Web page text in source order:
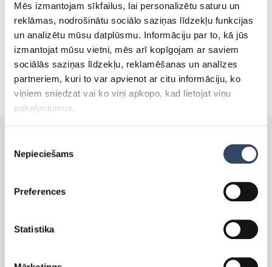
Mēs izmantojam sīkfailus, lai personalizētu saturu un
reklāmas, nodrošinātu sociālo saziņas līdzekļu funkcijas
un analizētu mūsu datplūsmu. Informāciju par to, kā jūs
izmantojat mūsu vietni, mēs arī kopīgojam ar saviem
sociālās saziņas līdzekļu, reklamēšanas un analīzes
partneriem, kuri to var apvienot ar citu informāciju, ko
viņiem sniedzat vai ko viņi apkopo, kad lietojat viņu
pakalpojumus.
izvēle
Nepieciešams
Preferences
Statistika
Side-By-Side